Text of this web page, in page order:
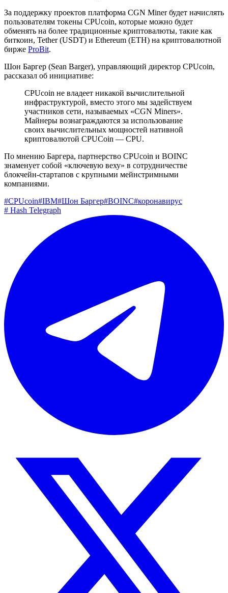
За поддержку проектов платформа CGN Miner будет начислять
пользователям токены CPUcoin, которые можно будет
обменять на более традиционные криптовалюты, такие как
биткоин, Tether (USDT) и Ethereum (ETH) на криптовалютной
бирже ProBit.
Шон Баргер (Sean Barger), управляющий директор CPUcoin,
рассказал об инициативе:
CPUcoin не владеет никакой вычислительной
инфраструктурой, вместо этого мы задействуем
участников сети, называемых «CGN Miners».
Майнеры вознаграждаются за использование
своих вычислительных мощностей нативной
криптовалютой CPUCoin — CPU.
По мнению Баргера, партнерство CPUcoin и BOINC
знаменует собой «ключевую веху» в сотрудничестве
блокчейн-стартапов с крупными мейнстримными
компаниями.
#CPUcoin#IBM#Шон Баргер#BOINC#коронавирус
# Hash Telegraph